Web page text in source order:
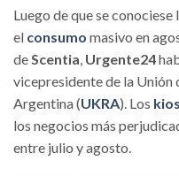
Luego de que se conociese
el consumo masivo en
deScentia, Urgente24
vicepresidente de la Unión
Argentina (UKRA). Los
los negocios más
entre julio y agosto.